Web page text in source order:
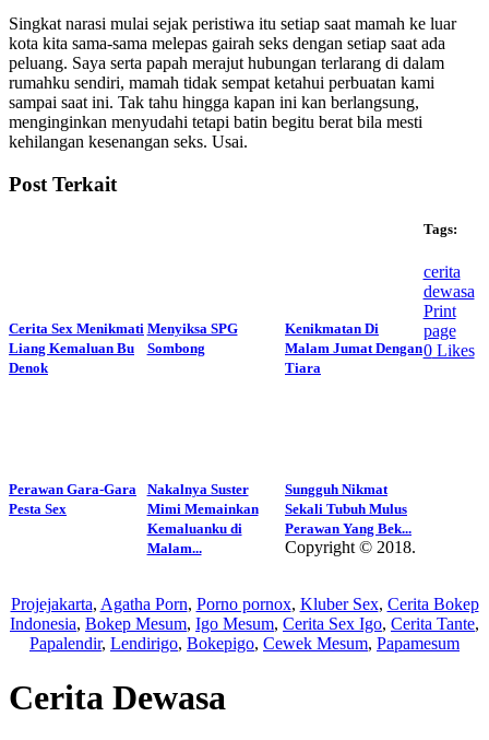
Singkat narasi mulai sejak peristiwa itu setiap saat mamah ke luar
kota kita sama-sama melepas gairah seks dengan setiap saat ada
peluang. Saya serta papah merajut hubungan terlarang di dalam
rumahku sendiri, mamah tidak sempat ketahui perbuatan kami
sampai saat ini. Tak tahu hingga kapan ini kan berlangsung,
menginginkan menyudahi tetapi batin begitu berat bila mesti
kehilangan kesenangan seks. Usai.
Post Terkait
Cerita Sex Menikmati
Liang Kemaluan Bu
Denok
Menyiksa SPG
Sombong
Kenikmatan Di
Malam Jumat Dengan
Tiara
Perawan Gara-Gara
Pesta Sex
Nakalnya Suster
Mimi Memainkan
Kemaluanku di
Malam...
Sungguh Nikmat
Sekali Tubuh Mulus
Perawan Yang Bek...
Tags:
cerita
dewasa
Print
page
0Likes
Copyright © 2018.
Projejakarta, Agatha Porn, Porno pornox, Kluber Sex, Cerita Bokep
Indonesia, Bokep Mesum, Igo Mesum, Cerita Sex Igo, Cerita Tante,
Papalendir, Lendirigo, Bokepigo, Cewek Mesum, Papamesum
Cerita Dewasa